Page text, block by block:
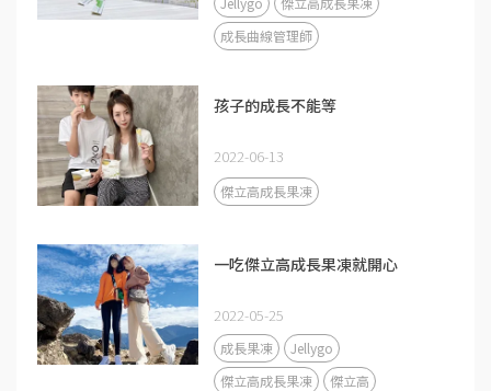
成長曲線管理師
孩子的成長不能等
2022-06-13
傑立高成長果凍
一吃傑立高成長果凍就開心
2022-05-25
成長果凍
Jellygo
傑立高成長果凍
傑立高